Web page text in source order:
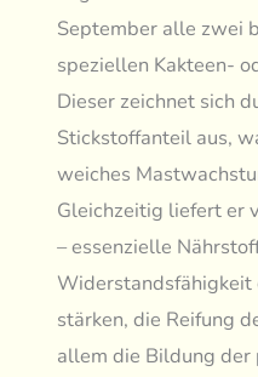
September alle zwei
speziellen Kakteen-
Dieser zeichnet sich
Stickstoffanteil aus,
weiches
Gleichzeitig liefert er
– essenzielle
stärken, die Reifung
allem die Bildung